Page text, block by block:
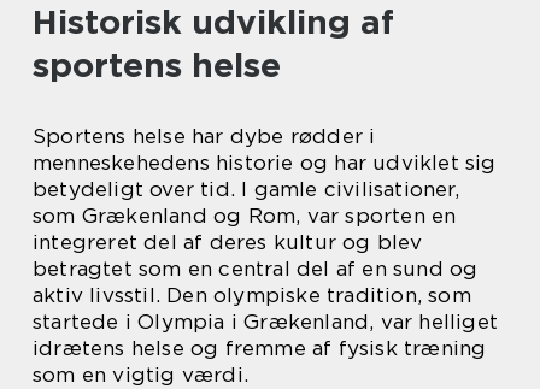
Historisk udvikling af
sportens helse
Sportens helse har dybe rødder i
menneskehedens historie og har udviklet sig
betydeligt over tid. I gamle civilisationer,
som Grækenland og Rom, var sporten en
integreret del af deres kultur og blev
betragtet som en central del af en sund og
aktiv livsstil. Den olympiske tradition, som
startede i Olympia i Grækenland, var helliget
idrætens helse og fremme af fysisk træning
som en vigtig værdi.